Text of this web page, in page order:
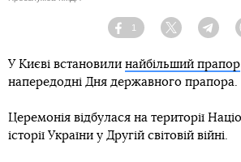
Facebook
1
Twitter
У Києві встановили найбільший прапор
напередодні Дня державного прапора.
Церемонія відбулася на території
історії України у Другій світовій війні.